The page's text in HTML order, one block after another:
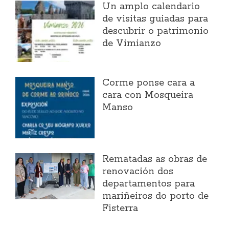
Un amplo calendario
de visitas guiadas para
descubrir o patrimonio
de Vimianzo
Corme ponse cara a
cara con Mosqueira
Manso
Rematadas as obras de
renovación dos
departamentos para
mariñeiros do porto de
Fisterra